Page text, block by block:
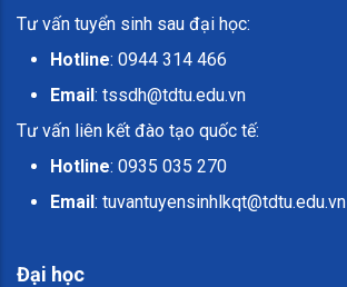
Tư vấn tuyển sinh sau đại học:
Hotline: 0944 314 466
Email: tssdh@tdtu.edu.vn
Tư vấn liên kết đào tạo quốc tế:
Hotline: 0935 035 270
Email: tuvantuyensinhlkqt@tdtu.edu.vn
Đại học